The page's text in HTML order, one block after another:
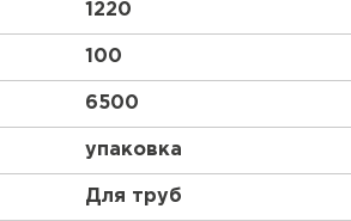
1220
100
6500
упаковка
Для труб